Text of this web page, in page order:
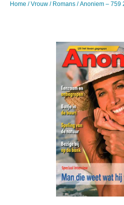
Home /Vrouw / Romans / Anoniem – 759